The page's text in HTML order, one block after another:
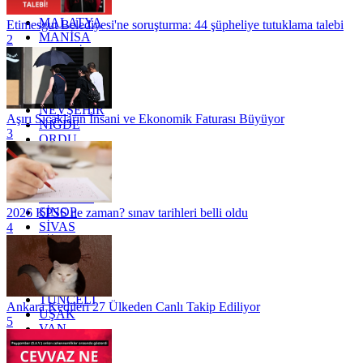
KİLİS
MALATYA
MANİSA
MARDİN
MERSİN
MUĞLA
MUŞ
NEVŞEHİR
NİĞDE
ORDU
OSMANİYE
RİZE
SAKARYA
SAMSUN
SİNOP
SİVAS
SİİRT
TEKİRDAĞ
TOKAT
TRABZON
TUNCELİ
UŞAK
VAN
YALOVA
YOZGAT
Etimesgut Belediyesi'ne soruşturma: 44 şüpheliye tutuklama talebi
2
Aşırı Sıcakların İnsani ve Ekonomik Faturası Büyüyor
3
2026 KPSS ne zaman? sınav tarihleri belli oldu
4
Ankara Kedileri 27 Ülkeden Canlı Takip Ediliyor
5